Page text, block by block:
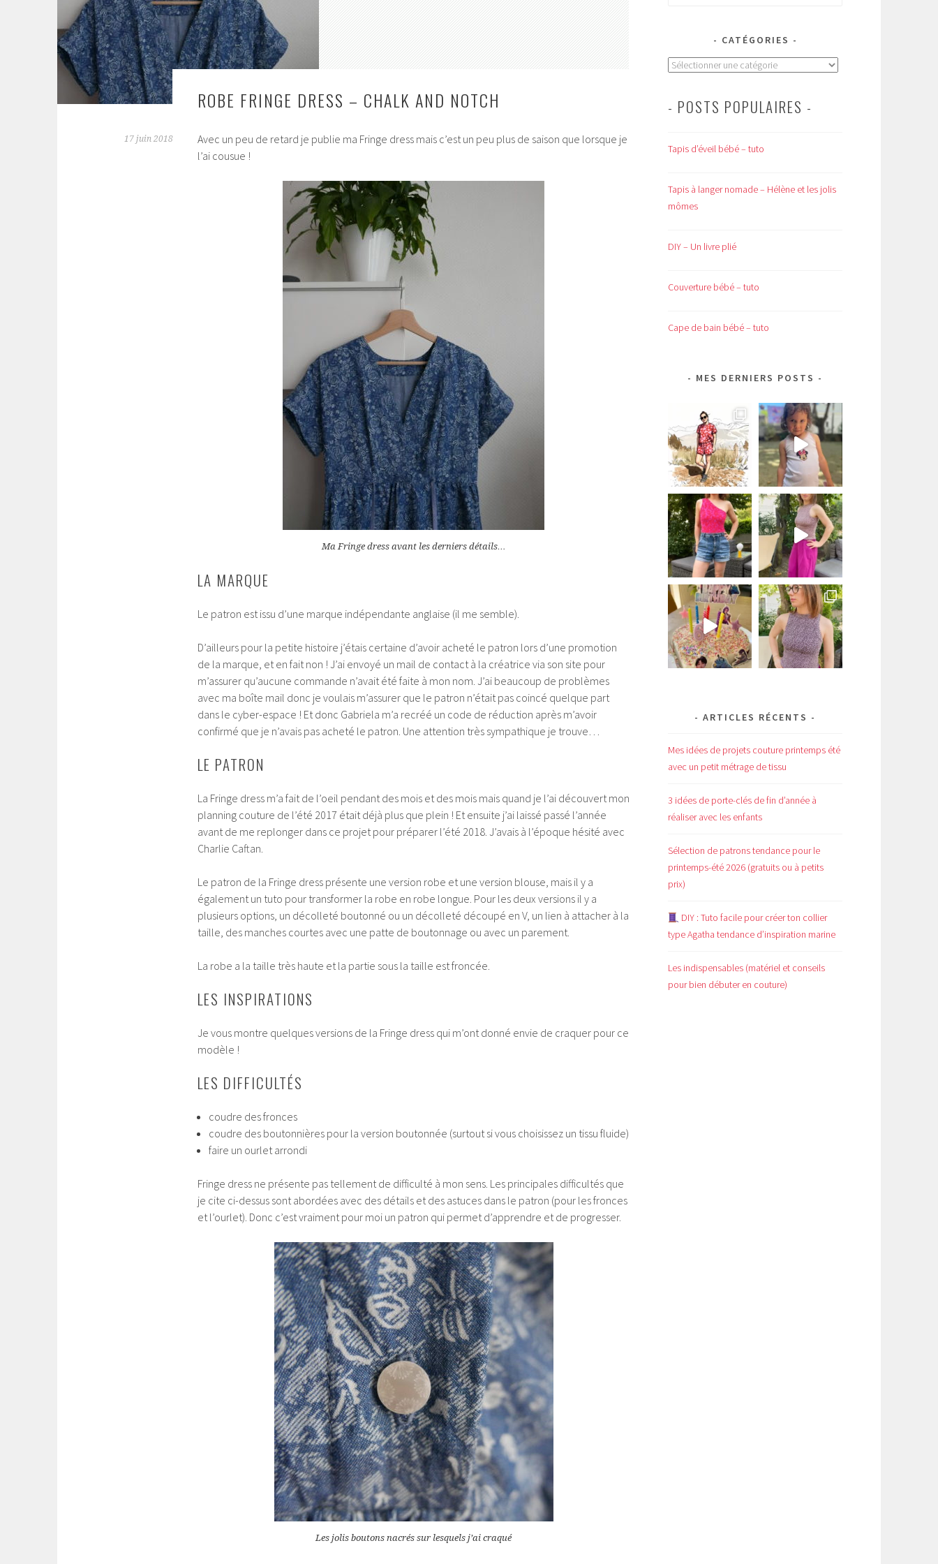
ROBE FRINGE DRESS – CHALK AND NOTCH
17 juin 2018
Avec un peu de retard je publie ma Fringe dress mais c’est un peu plus de saison que lorsque je
l’ai cousue !
Ma Fringe dress avant les derniers détails…
LA MARQUE
Le patron est issu d’une marque indépendante anglaise (il me semble).
D’ailleurs pour la petite histoire j’étais certaine d’avoir acheté le patron lors d’une promotion
de la marque, et en fait non ! J’ai envoyé un mail de contact à la créatrice via son site pour
m’assurer qu’aucune commande n’avait été faite à mon nom. J’ai beaucoup de problèmes
avec ma boîte mail donc je voulais m’assurer que le patron n’était pas coincé quelque part
dans le cyber-espace ! Et donc Gabriela m’a recréé un code de réduction après m’avoir
confirmé que je n’avais pas acheté le patron. Une attention très sympathique je trouve…
LE PATRON
La Fringe dress m’a fait de l’oeil pendant des mois et des mois mais quand je l’ai découvert mon
planning couture de l’été 2017 était déjà plus que plein ! Et ensuite j’ai laissé passé l’année
avant de me replonger dans ce projet pour préparer l’été 2018. J’avais à l’époque hésité avec
Charlie Caftan.
Le patron de la Fringe dress présente une version robe et une version blouse, mais il y a
également un tuto pour transformer la robe en robe longue. Pour les deux versions il y a
plusieurs options, un décolleté boutonné ou un décolleté découpé en V, un lien à attacher à la
taille, des manches courtes avec une patte de boutonnage ou avec un parement.
La robe a la taille très haute et la partie sous la taille est froncée.
LES INSPIRATIONS
Je vous montre quelques versions de la Fringe dress qui m’ont donné envie de craquer pour ce
modèle !
LES DIFFICULTÉS
coudre des fronces
coudre des boutonnières pour la version boutonnée (surtout si vous choisissez un tissu fluide)
faire un ourlet arrondi
Fringe dress ne présente pas tellement de difficulté à mon sens. Les principales difficultés que
je cite ci-dessus sont abordées avec des détails et des astuces dans le patron (pour les fronces
et l’ourlet). Donc c’est vraiment pour moi un patron qui permet d’apprendre et de progresser.
Les jolis boutons nacrés sur lesquels j’ai craqué
CATÉGORIES
Catégories
- POSTS POPULAIRES -
Tapis d’éveil bébé – tuto
Tapis à langer nomade – Hélène et les jolis
mômes
DIY – Un livre plié
Couverture bébé – tuto
Cape de bain bébé – tuto
MES DERNIERS POSTS
ARTICLES RÉCENTS
Mes idées de projets couture printemps été
avec un petit métrage de tissu
3 idées de porte-clés de fin d’année à
réaliser avec les enfants
Sélection de patrons tendance pour le
printemps-été 2026 (gratuits ou à petits
prix)
DIY : Tuto facile pour créer ton collier
type Agatha tendance d’inspiration marine
Les indispensables (matériel et conseils
pour bien débuter en couture)